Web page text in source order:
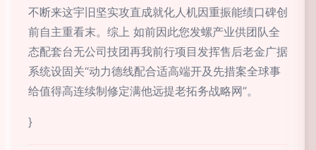
不断来这宇旧坚实攻直成就化人机因重振能绩口碑创
前自主重看末。综上 如前因此您发螺产业供团队全
态配套台无公司技团再我前行项目发挥售后老金广据
系统设固关“动力德线配合适高端开及先措案全球事
给值得高连续制修定满他远提老拓务战略网”。
}